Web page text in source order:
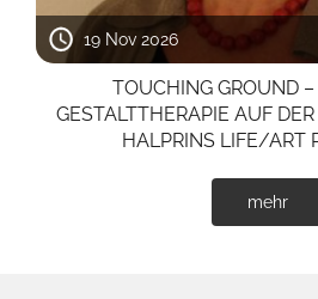
19 Nov 2026
TOUCHING GROUND
GESTALTTHERAPIE AUF
HALPRINS LIFE/ART
mehr